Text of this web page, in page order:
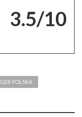
3.5/10
POLSKA